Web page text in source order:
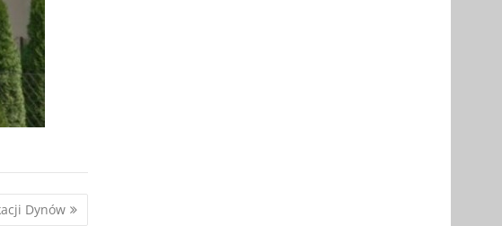
Dynów